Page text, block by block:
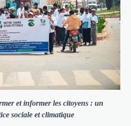
et informer les citoyens : un
sociale et climatique